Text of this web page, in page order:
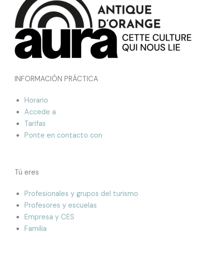
INFORMACIÓN PRÁCTICA
Horario
Accede a
Tarifas
Ponte en contacto con
Tú eres
Profesionales y grupos del turismo
Profesores y escuelas
Empresa y CES
Familia